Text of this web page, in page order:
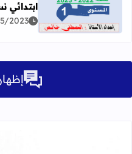
اقرأ المزيد عن فروض
ابتدائي
2023